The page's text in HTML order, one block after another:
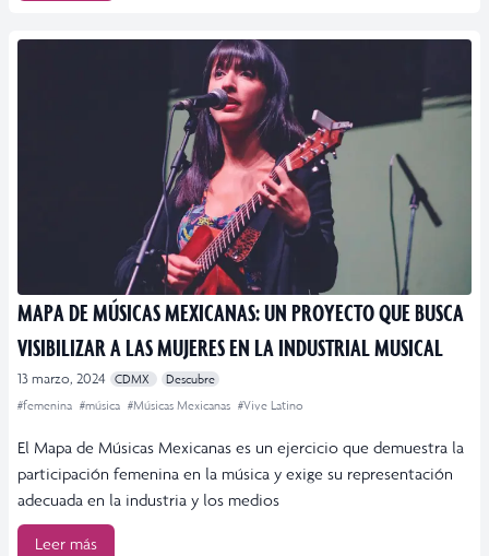
MAPA DE MÚSICAS MEXICANAS: UN PROYECTO QUE BUSCA
VISIBILIZAR A LAS MUJERES EN LA INDUSTRIAL MUSICAL
13 marzo, 2024 CDMX
Descubre
#femenina #música #Músicas Mexicanas #Vive Latino
El Mapa de Músicas Mexicanas es un ejercicio que demuestra la
participación femenina en la música y exige su representación
adecuada en la industria y los medios
Leer más